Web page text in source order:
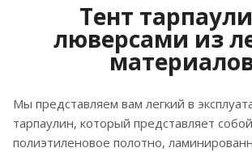
Тент
люверсами из
Мы представляем вам легкий в
тарпаулин, который представляет
полиэтиленовое полотно,